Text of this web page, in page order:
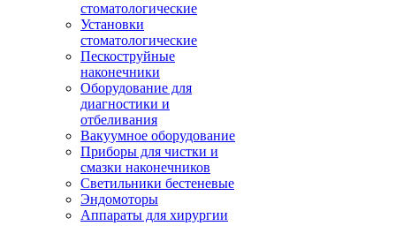
стоматологические
Установки
стоматологические
Пескоструйные
наконечники
Оборудование для
диагностики и
отбеливания
Вакуумное оборудование
Приборы для чистки и
смазки наконечников
Светильники бестеневые
Эндомоторы
Аппараты для хирургии